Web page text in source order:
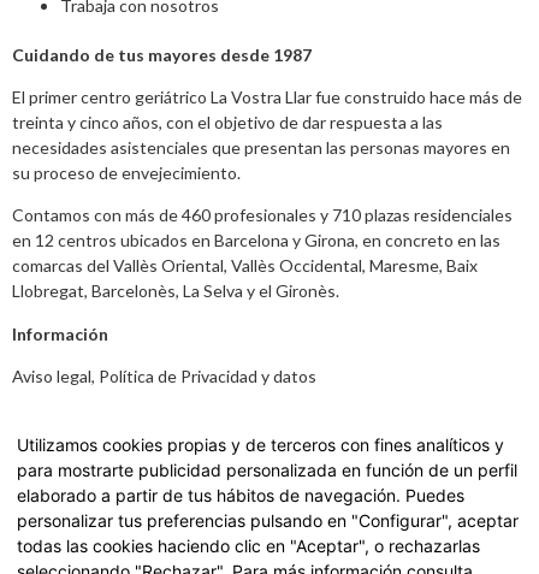
Trabaja con nosotros
Cuidando de tus mayores desde 1987
El primer centro geriátrico La Vostra Llar fue construido hace más de
treinta y cinco años, con el objetivo de dar respuesta a las
necesidades asistenciales que presentan las personas mayores en
su proceso de envejecimiento.
Contamos con más de 460 profesionales y 710 plazas residenciales
en 12 centros ubicados en Barcelona y Girona, en concreto en las
comarcas del Vallès Oriental, Vallès Occidental, Maresme, Baix
Llobregat, Barcelonès, La Selva y el Gironès.
Información
Aviso legal, Política de Privacidad y datos
Accede a nuestra Carta de Servicios haciendo click aquí
Utilizamos cookies propias y de terceros con fines analíticos y
para mostrarte publicidad personalizada en función de un perfil
elaborado a partir de tus hábitos de navegación. Puedes
personalizar tus preferencias pulsando en "Configurar", aceptar
todas las cookies haciendo clic en "Aceptar", o rechazarlas